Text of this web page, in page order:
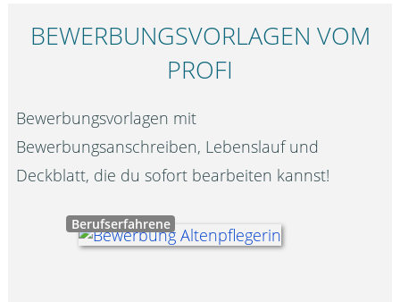
BEWERBUNGS­VORLAGEN VOM
PROFI
Bewerbungsvorlagen mit
Bewerbungsanschreiben, Lebenslauf und
Deckblatt, die du sofort bearbeiten kannst!
Berufserfahrene